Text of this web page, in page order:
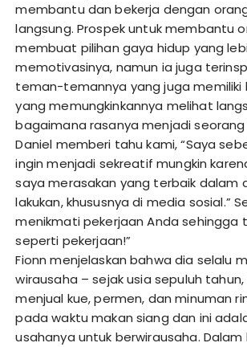
membantu dan bekerja dengan
langsung. Prospek untuk membantu
membuat pilihan gaya hidup yang
memotivasinya, namun ia juga
teman-temannya yang juga memiliki
yang memungkinkannya melihat
bagaimana rasanya menjadi seorang
Daniel memberi tahu kami, “Saya
ingin menjadi sekreatif mungkin
saya merasakan yang terbaik dalam
lakukan, khususnya di media sosial.”
menikmati pekerjaan Anda sehingga
seperti pekerjaan!”
Fionn menjelaskan bahwa dia selalu
wirausaha – sejak usia sepuluh
menjual kue, permen, dan minuman
pada waktu makan siang dan ini
usahanya untuk berwirausaha.